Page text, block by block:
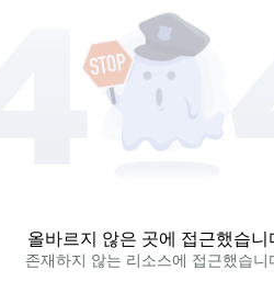
올바르지 않은 곳에 접근했습니
존재하지 않는 리소스에 접근했습니